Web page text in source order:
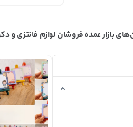
بازار عمده فروشان لوازم فانتزی و